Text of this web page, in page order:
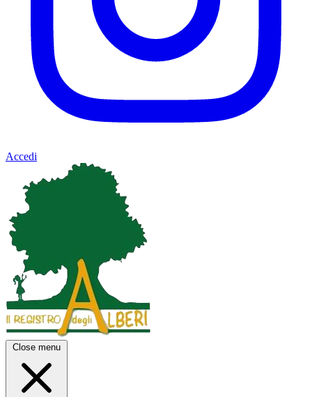
Accedi
Close menu